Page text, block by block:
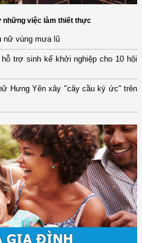
những việc làm thiết thực
nữ vùng mưa lũ
trợ sinh kế khởi nghiệp cho 10 hội
Hưng Yên xây "cây cầu ký ức" trên